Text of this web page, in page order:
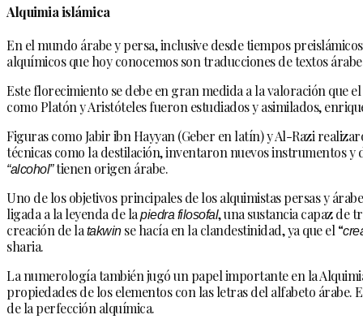
Alquimia islámica
En el mundo árabe y persa, inclusive desde tiempos
alquímicos que hoy conocemos son traducciones de textos
Este florecimiento se debe en gran medida a la valoración que
como Platón y Aristóteles fueron estudiados y asimilados,
Figuras como Jabir ibn Hayyan (Geber en latín) y Al-Razi
técnicas como la destilación, inventaron nuevos instrumentos
“alcohol”tienen origen árabe.
Uno de los objetivos principales de los alquimistas persas y
ligada a la leyenda de lapiedra filosofal, una sustancia capaz de
creación de latakwinse hacía en la clandestinidad, ya que el “
sharia.
La numerología también jugó un papel importante en la
propiedades de los elementos con las letras del alfabeto árabe.
de la perfección alquímica.